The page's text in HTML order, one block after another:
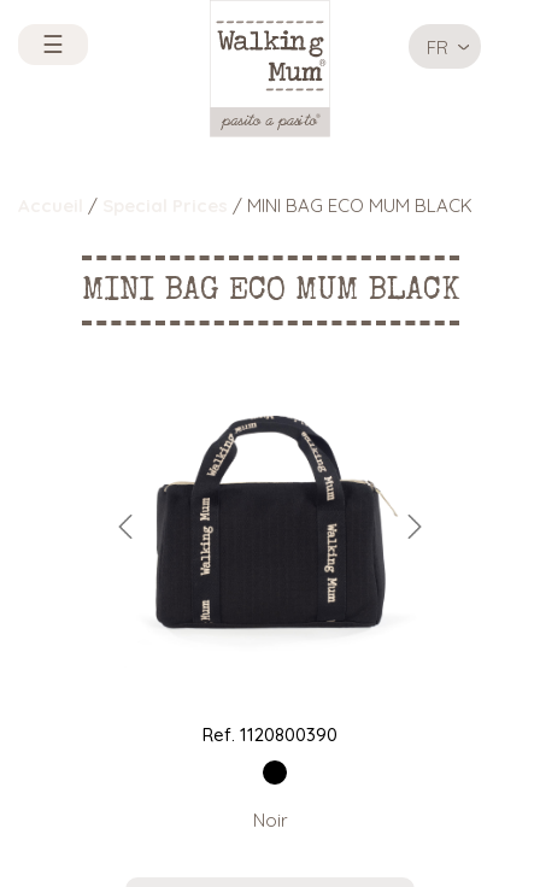
☰ FR
/ / MINI BAG ECO MUM BLACK
MINI BAG ECO MUM BLACK
Ref. 1120800390
Noir